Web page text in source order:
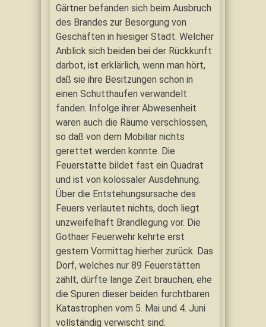
Gärtner befanden sich beim Ausbruch
des Brandes zur Besorgung von
Geschäften in hiesiger Stadt. Welcher
Anblick sich beiden bei der Rückkunft
darbot, ist erklärlich, wenn man hört,
daß sie ihre Besitzungen schon in
einen Schutthaufen verwandelt
fanden. Infolge ihrer Abwesenheit
waren auch die Räume verschlossen,
so daß von dem Mobiliar nichts
gerettet werden konnte. Die
Feuerstätte bildet fast ein Quadrat
und ist von kolossaler Ausdehnung.
Über die Entstehungsursache des
Feuers verlautet nichts, doch liegt
unzweifelhaft Brandlegung vor. Die
Gothaer Feuerwehr kehrte erst
gestern Vormittag hierher zurück. Das
Dorf, welches nur 89 Feuerstätten
zählt, dürfte lange Zeit brauchen, ehe
die Spuren dieser beiden furchtbaren
Katastrophen vom 5. Mai und 4. Juni
vollständig verwischt sind.